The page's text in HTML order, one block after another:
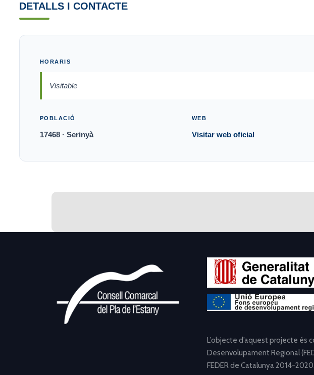
DETALLS I CONTACTE
HORARIS
Visitable
POBLACIÓ
17468 · Serinyà
WEB
Visitar web oficial
L’objecte d’aquest projecte és
Desenvolupament Regional
FEDER de Catalunya 2014-